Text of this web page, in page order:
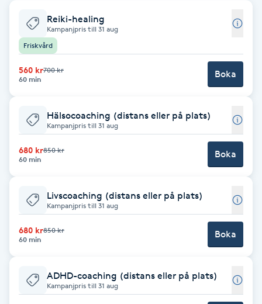
Babylights
Balayage
Barber
Barnklippning
Blowout
Bottenfärg
Brynformning
Reiki-healing
Kampanjpris till 31 aug
Friskvård
560 kr700 kr
60 min
Boka
Hälsocoaching (distans eller på plats)
Kampanjpris till 31 aug
680 kr850 kr
60 min
Boka
Livscoaching (distans eller på plats)
Kampanjpris till 31 aug
680 kr850 kr
60 min
Boka
ADHD-coaching (distans eller på plats)
Kampanjpris till 31 aug